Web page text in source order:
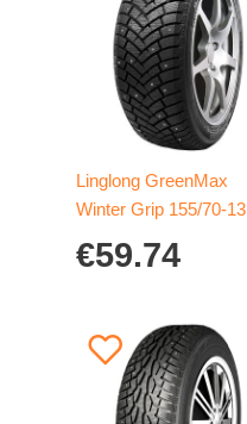
Linglong GreenMax
Winter Grip 155/70-13
€59.74